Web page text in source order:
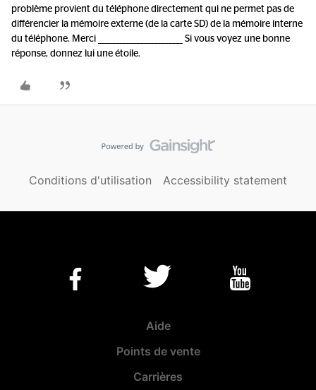
problème provient du téléphone directement qui ne permet pas de
différencier la mémoire externe (de la carte SD) de la mémoire interne
du téléphone. Merci ________________________ Si vous voyez une bonne
réponse, donnez lui une étoile.
Conditions d'utilisation Accessibility statement
Aide
Points de vente
Carrières